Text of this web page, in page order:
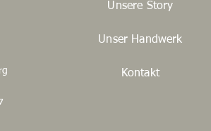
Unsere Story
Unser Handwerk
Kontakt